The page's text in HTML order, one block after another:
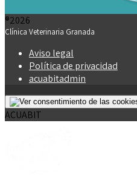
®2026
Clínica Veterinaria Granada
Aviso legal
Política de privacidad
acuabitadmin
ACUABIT